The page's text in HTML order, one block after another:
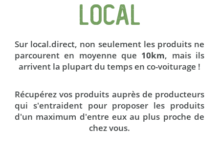
LOCAL
Sur local.direct, non seulement les produits ne
parcourent en moyenne que 10km, mais ils
arrivent la plupart du temps en co-voiturage !
Récupérez vos produits auprès de producteurs
qui s'entraident pour proposer les produits
d'un maximum d'entre eux au plus proche de
chez vous.